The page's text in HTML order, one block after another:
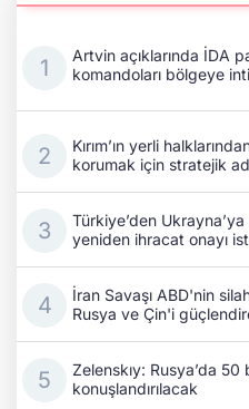
Artvin açıklarında İDA
komandoları bölgeye
Kırım’ın yerli
korumak için stratejik
Türkiye’den
yeniden ihracat onayı
İran Savaşı ABD'nin
Rusya ve Çin'i
Zelenskıy: Rusya’da
konuşlandırılacak